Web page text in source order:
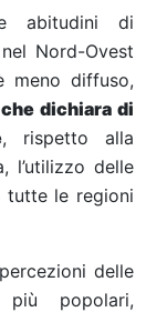
abitudini di
Nord-Ovest
meno diffuso,
dichiara di
, rispetto alla
l’utilizzo delle
tutte le regioni
delle
popolari,